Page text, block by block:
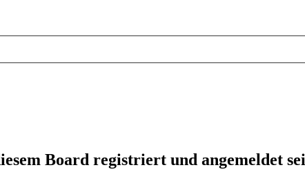
Board registriert und angemeldet